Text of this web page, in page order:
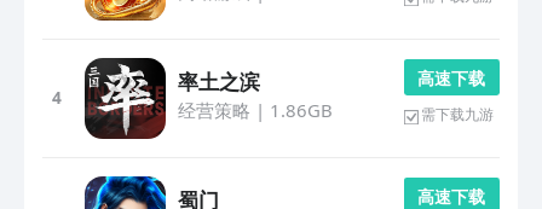
4
率土之滨
经营策略 | 1.86GB
高 速 下 载
需下载九游
蜀门 高 速 下 载